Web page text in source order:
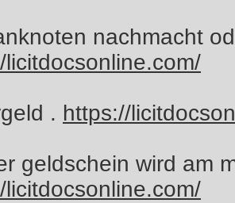
nachmacht
licitdocsonline.com/
. https://
geldschein wird am
licitdocsonline.com/